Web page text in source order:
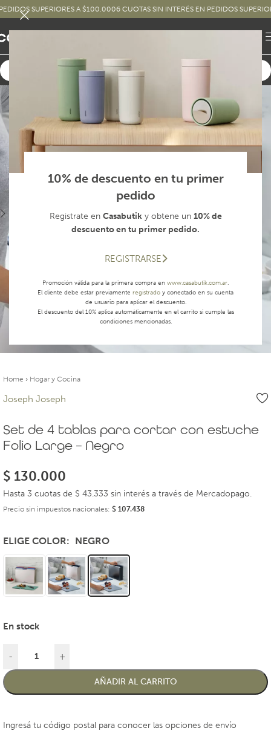
10% de descuento en tu primer
pedido
Registrate en Casabutiky obtene un 10% de
descuento en tu primer pedido.
REGISTRARSE
Promoción válida para la primera compra en www.casabutik.com.ar.
El cliente debe estar previamente registrado y conectado en su cuenta
de usuario para aplicar el descuento.
El descuento del 10% aplica automáticamente en el carrito si cumple las
condiciones mencionadas.
SUPERIORES A $100.0006 CUOTAS SIN INTERÉS EN PEDIDOS SUPERIORES
Home › Hogar y Cocina
Joseph Joseph
Set de 4 tablas para cortar con estuche
Folio Large – Negro
$ 130.000
Hasta 3 cuotas de $ 43.333 sin interés a través de Mercadopago.
Precio sin impuestos nacionales: $ 107.438
ELIGE COLOR NEGRO
En stock
- +
AÑADIR AL CARRITO
Ingresá tu código postal para conocer las opciones de envío